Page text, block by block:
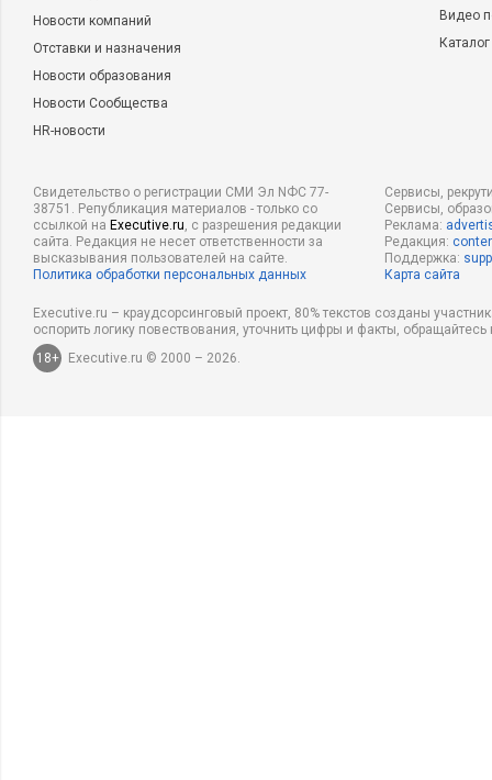
Новости компаний
Отставки и назначения
Новости образования
Новости Сообщества
HR-новости
Видео
Свидетельство о регистрации СМИ Эл NФС 77-
38751. Републикация материалов - только со
ссылкой на Executive.ru, с разрешения редакции
сайта. Редакция не несет ответственности за
высказывания пользователей на сайте.
Политика обработки персональных данных
Сервисы,
Сервисы,
Реклама:
Редакция:
Поддержка:
Карта сайта
Executive.ru – краудсорсинговый проект, 80% текстов созданы
оспорить логику повествования, уточнить цифры и факты,
18+
Executive.ru © 2000 – 2026.